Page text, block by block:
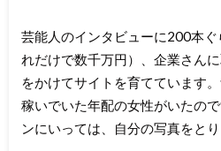
芸能人のインタビューに200本ぐ
れだけで数千万円）、企業さん
をかけてサイトを育てています
稼いでいた年配の女性がいたの
ンにいっては、自分の写真をと